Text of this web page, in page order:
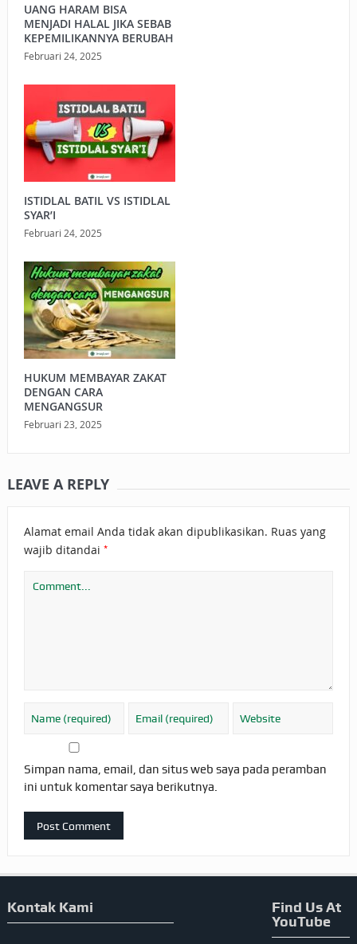
UANG HARAM BISA
MENJADI HALAL JIKA SEBAB
KEPEMILIKANNYA BERUBAH
Februari 24, 2025
ISTIDLAL BATIL VS ISTIDLAL
SYAR’I
Februari 24, 2025
HUKUM MEMBAYAR ZAKAT
DENGAN CARA
MENGANGSUR
Februari 23, 2025
LEAVE A REPLY
Alamat email Anda tidak akan dipublikasikan. Ruas yang
wajib ditandai *
Simpan nama, email, dan situs web saya pada peramban
ini untuk komentar saya berikutnya.
Kontak Kami
Find Us At
YouTube